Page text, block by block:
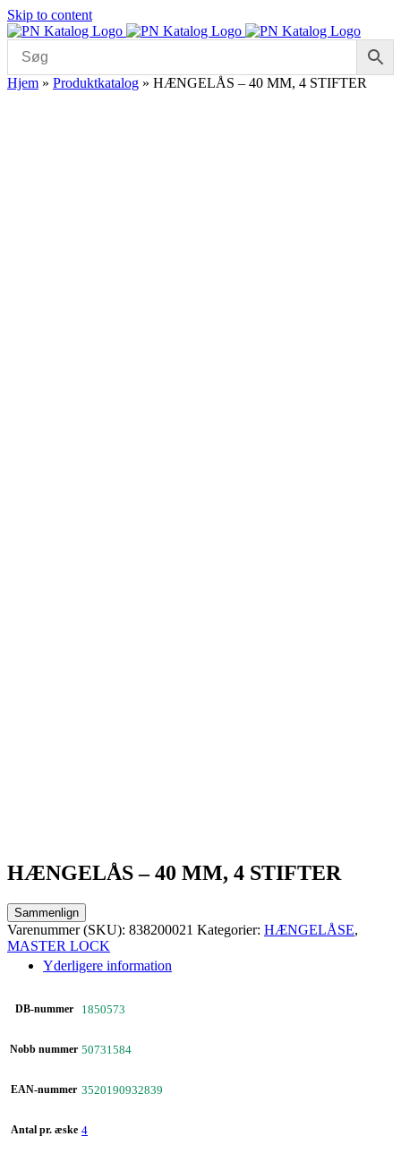
Skip to content
Hjem » Produktkatalog » HÆNGELÅS – 40 MM, 4 STIFTER
HÆNGELÅS – 40 MM, 4 STIFTER
Sammenlign
Varenummer (SKU): 838200021 Kategorier: HÆNGELÅSE,
MASTER LOCK
Yderligere information
DB-nummer 1850573
Nobb nummer 50731584
EAN-nummer 3520190932839
Antal pr. æske 4